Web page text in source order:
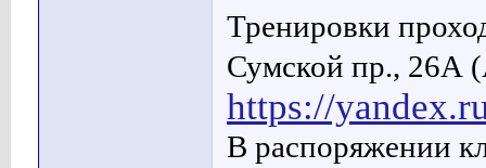
Тренировки
Сумской пр., 26А
https://
В распоряжении